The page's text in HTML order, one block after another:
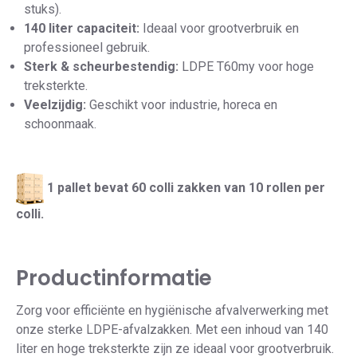
stuks).
140 liter capaciteit: Ideaal voor grootverbruik en
professioneel gebruik.
Sterk & scheurbestendig: LDPE T60my voor hoge
treksterkte.
Veelzijdig: Geschikt voor industrie, horeca en
schoonmaak.
1 pallet bevat 60 colli zakken van 10 rollen per
colli.
Productinformatie
Zorg voor efficiënte en hygiënische afvalverwerking met
onze sterke LDPE-afvalzakken. Met een inhoud van 140
liter en hoge treksterkte zijn ze ideaal voor grootverbruik.